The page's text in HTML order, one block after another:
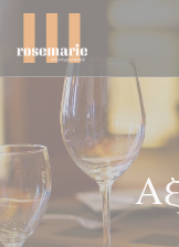
Πίνακας διαχείρισης